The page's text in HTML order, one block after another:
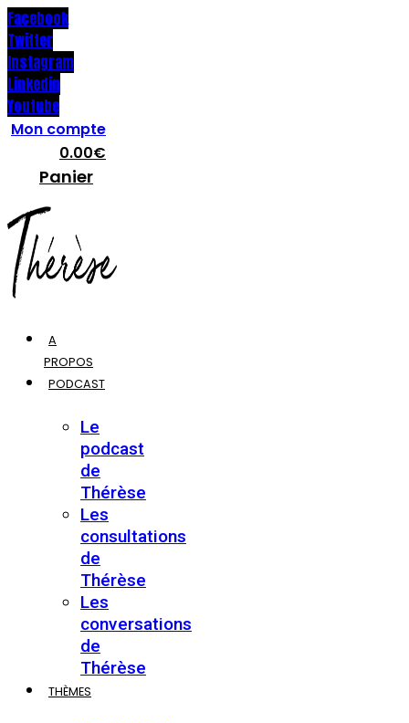
Facebook
Twitter
Instagram
Linkedin
Youtube
Mon compte
0.00€
Panier
A
PROPOS
PODCAST
Le
podcast
de
Thérèse
Les
consultations
de
Thérèse
Les
conversations
de
Thérèse
THÈMES